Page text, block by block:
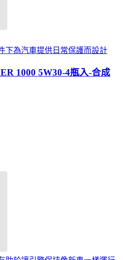
下為汽車提供日常保護而設計
1000 5W30-4瓶入-合成